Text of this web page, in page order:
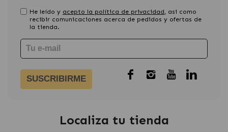
He leído y acepto la política de privacidad, asi como
recibir comunicaciones acerca de pedidos y ofertas de
la tienda.
SUSCRIBIRME
Localiza tu tienda